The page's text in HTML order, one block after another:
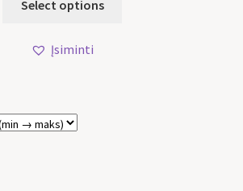
Select options
Įsiminti